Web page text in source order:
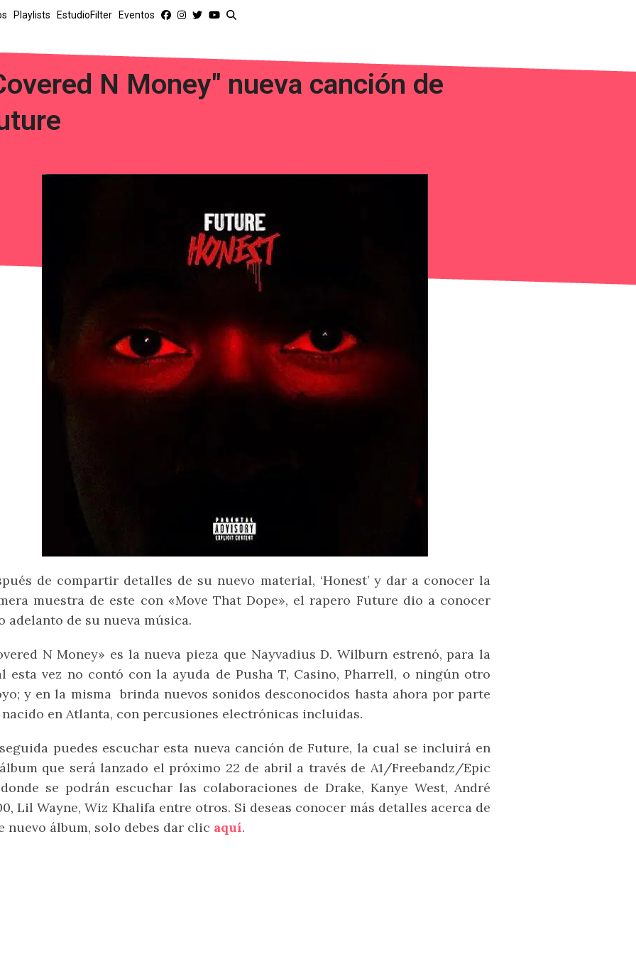
Playlists EstudioFilter Eventos
N Money" nueva canción de
de compartir detalles de su nuevo material, ‘Honest’ y dar a conocer la
muestra de este con «Move That Dope», el rapero Future dio a conocer
adelanto de su nueva música.
N Money» es la nueva pieza que Nayvadius D. Wilburn estrenó, para la
esta vez no contó con la ayuda de Pusha T, Casino, Pharrell, o ningún otro
y en la misma brinda nuevos sonidos desconocidos hasta ahora por parte
en Atlanta, con percusiones electrónicas incluidas.
puedes escuchar esta nueva canción de Future, la cual se incluirá en
que será lanzado el próximo 22 de abril a través de A1/Freebandz/Epic
se podrán escuchar las colaboraciones de Drake, Kanye West, André
Lil Wayne, Wiz Khalifa entre otros. Si deseas conocer más detalles acerca de
nuevo álbum, solo debes dar clic aquí.